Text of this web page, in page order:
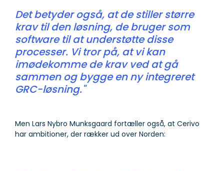
Det betyder også, at de stiller større
krav til den løsning, de bruger som
software til at understøtte disse
processer. Vi tror på, at vi kan
imødekomme de krav ved at gå
sammen og bygge en ny integreret
GRC-løsning."
Men Lars Nybro Munksgaard fortæller også, at Cerivo
har ambitioner, der rækker ud over Norden: